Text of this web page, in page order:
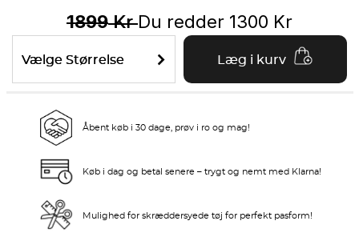
1899KrDu redder 1300 Kr
Vælge Størrelse Læg i kurv
Åbent køb i 30 dage, prøv i ro og mag!
Køb i dag og betal senere – trygt og nemt med Klarna!
Mulighed for skræddersyede tøj for perfekt pasform!